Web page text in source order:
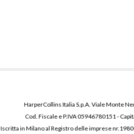
HarperCollins Italia S.p.A. Viale Monte
Cod. Fiscale e P.IVA 05946780151 -
Iscritta in Milano al Registro delle imprese